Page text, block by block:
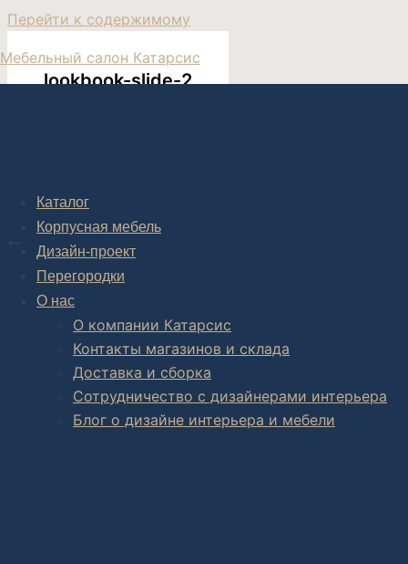
Перейти к содержимому
Мебельный салон Катарсис
Каталог
Корпусная мебель
Дизайн-проект
Перегородки
О нас
О компании Катарсис
Контакты магазинов и склада
Доставка и сборка
Сотрудничество с дизайнерами интерьера
Блог о дизайне интерьера и мебели
lookbook-slide-2
Post navigation
НАЗАД
Lookbook slide 2
Комплексное обустройство интерьера: замер, подготовка
В салоне мебели интернет магазине дизайнерской